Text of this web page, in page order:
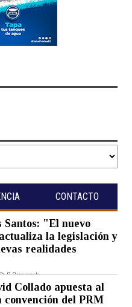
CONTACTO
Santos: "El nuevo
la legislación y
realidades
0 Comments
Collado apuesta al
convención del PRM